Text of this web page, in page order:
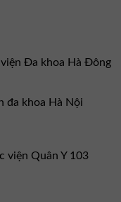
Đa khoa Hà Đông
đa khoa Hà Nội
viện Quân Y 103